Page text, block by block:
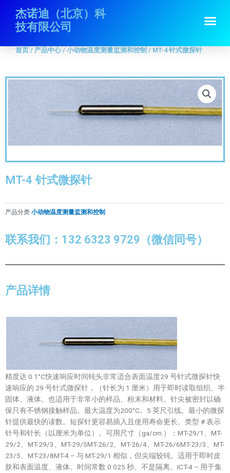
杰诺迪（北京）科
技有限公司
首页/产品中心 小动物温度测量监测和控制
首页 / 产品中心/ 小动物温度测量监测和控制 / MT-4 针式微探针
MT-4 针式微探针
产品分类 小动物温度测量监测和控制
联系我们：132 6323 9729（微信同号）
产品详情
精度达 0.1°C快速响应时间钝头非常适合表面温度29 号针式微探针快
速响应的 29 号针式微探针，（针长为 1 厘米）用于即时读取组织、半
固体、液体。也适用于非常小的样品、粉末和材料。针尖被密封以确
保只有不锈钢接触样品。最大温度为200°C。5 英尺引线。最小的微探
针提供最快的读数。短探针更容易插入且使用寿命更长。类型 # 表示
针号和针长（以厘米为单位）。可用尺寸（ga/cm.）：MT-29/1、MT-
29/2、MT-29/3、MT-29/5MT-26/2、MT-26/4、MT-26/6MT-23/3、MT-
23/5、MT-23/8MT-4 – 与 MT-29/1 相似，但尖端较钝。适用于即时皮
肤和表面温度、液体。时间常数 0.025 秒。不是隔离。ICT-4 – 用于集